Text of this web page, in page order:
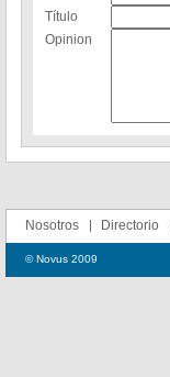
Título
Opinion
Nosotros Directorio
© Novus 2009